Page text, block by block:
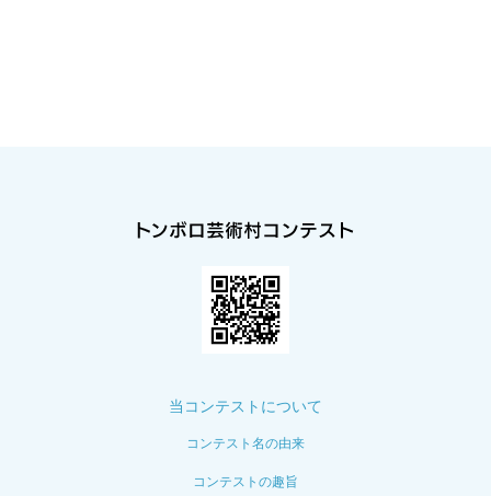
当コンテストについて
コンテスト名の由来
コンテストの趣旨